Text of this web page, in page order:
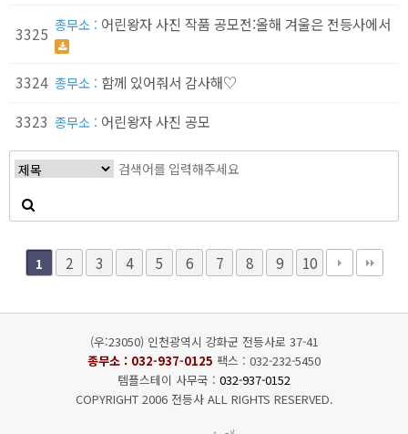
3325 종무소 : 어린왕자 사진 작품 공모전:올해 겨울은 전등사에서
3324 종무소 : 함께 있어줘서 감사해♡
3323 종무소 : 어린왕자 사진 공모
1 2 3 4 5 6 7 8 9 10
(우:23050) 인천광역시 강화군 전등사로 37-41
종무소 : 032-937-0125 팩스 : 032-232-5450
템플스테이 사무국 : 032-937-0152
COPYRIGHT 2006 전등사 ALL RIGHTS RESERVED.